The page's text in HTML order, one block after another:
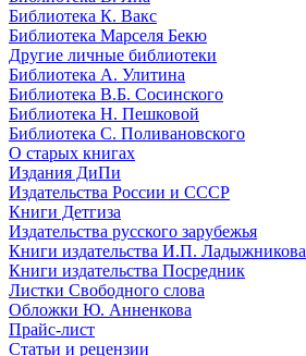
Библиотека К. Вакс
Библиотека Марселя Бекю
Другие личные библиотеки
Библиотека А. Улитина
Библиотека В.Б. Сосинского
Библиотека Н. Пешковой
Библиотека С. Поливановского
О старых книгах
Издания ДиПи
Издательства России и СССР
Книги Детгиза
Издательства русского зарубежья
Книги издательства И.П. Ладыжникова
Книги издательства Посредник
Листки Свободного слова
Обложки Ю. Анненкова
Прайс-лист
Статьи и рецензии